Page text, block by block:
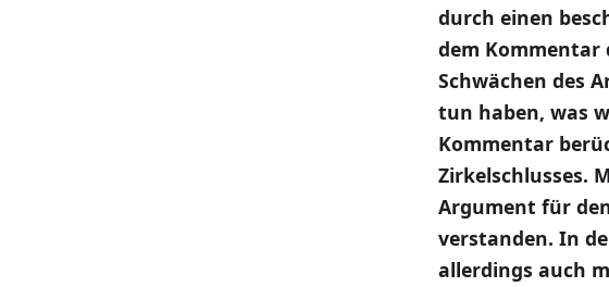
durch einen
dem
Schwächen des
tun haben, was
Kommentar
Zirkelschlusses.
Argument für
verstanden. In
allerdings auch